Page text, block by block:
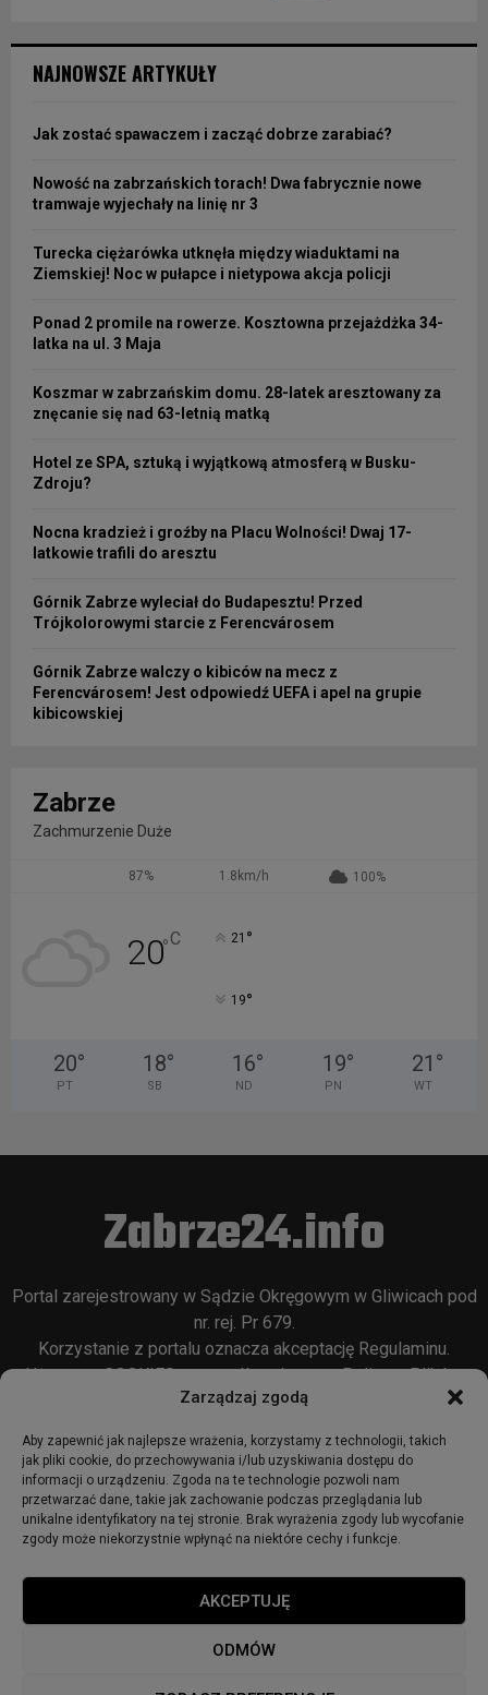
Zarządzaj zgodą
Aby zapewnić jak najlepsze wrażenia, korzystamy z technologii, takich
jak pliki cookie, do przechowywania i/lub uzyskiwania dostępu do
informacji o urządzeniu. Zgoda na te technologie pozwoli nam
przetwarzać dane, takie jak zachowanie podczas przeglądania lub
unikalne identyfikatory na tej stronie. Brak wyrażenia zgody lub wycofanie
zgody może niekorzystnie wpłynąć na niektóre cechy i funkcje.
AKCEPTUJĘ
ODMÓW
NAJNOWSZE ARTYKUŁY
Jak zostać spawaczem i zacząć dobrze zarabiać?
Nowość na zabrzańskich torach! Dwa fabrycznie nowe
tramwaje wyjechały na linię nr 3
Turecka ciężarówka utknęła między wiaduktami na
Ziemskiej! Noc w pułapce i nietypowa akcja policji
Ponad 2 promile na rowerze. Kosztowna przejażdżka 34-
latka na ul. 3 Maja
Koszmar w zabrzańskim domu. 28-latek aresztowany za
znęcanie się nad 63-letnią matką
Hotel ze SPA, sztuką i wyjątkową atmosferą w Busku-
Zdroju?
Nocna kradzież i groźby na Placu Wolności! Dwaj 17-
latkowie trafili do aresztu
Górnik Zabrze wyleciał do Budapesztu! Przed
Trójkolorowymi starcie z Ferencvárosem
Górnik Zabrze walczy o kibiców na mecz z
Ferencvárosem! Jest odpowiedź UEFA i apel na grupie
kibicowskiej
Zabrze
Zachmurzenie Duże
87% 1.8km/h 100%
20°C 21 °
19°
20°
PT
18°
SB
16°
ND
19°
PN
21 °
WT
Zabrze24.info
Portal zarejestrowany w Sądzie Okręgowym w Gliwicach pod
nr. rej. Pr 679.
Korzystanie z portalu oznacza akceptację Regulaminu.
Używamy COOKIES w sposób opisany wPolityce Plików
Cookie
© 2018 - zabrze24.info.
Polityka Prywatności
Polityka cookies